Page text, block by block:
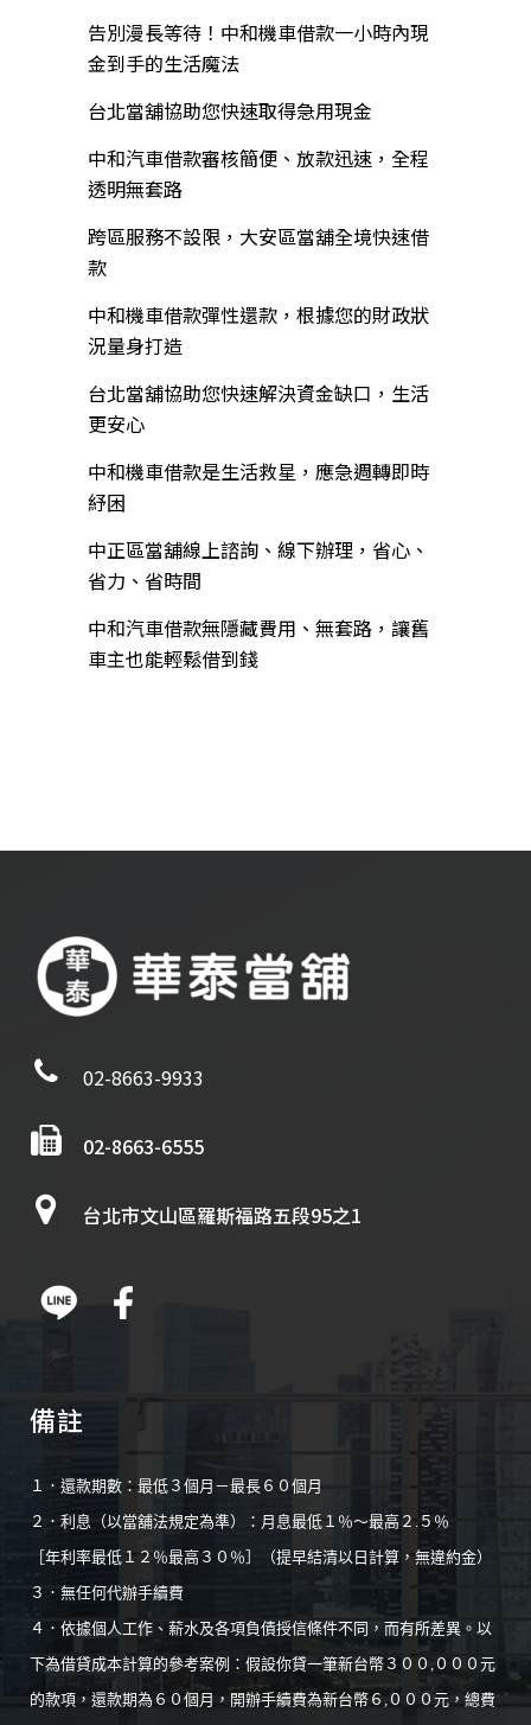
告別漫長等待！中和機車借款一小時內現
金到手的生活魔法
台北當舖協助您快速取得急用現金
中和汽車借款審核簡便、放款迅速，全程
透明無套路
跨區服務不設限，大安區當舖全境快速借
款
中和機車借款彈性還款，根據您的財政狀
況量身打造
台北當舖協助您快速解決資金缺口，生活
更安心
中和機車借款是生活救星，應急週轉即時
紓困
中正區當舖線上諮詢、線下辦理，省心、
省力、省時間
中和汽車借款無隱藏費用、無套路，讓舊
車主也能輕鬆借到錢
02-8663-9933
02-8663-6555
台北市文山區羅斯福路五段95之1
備註
１．還款期數：最低３個月－最長６０個月
２．利息（以當舖法規定為準）：月息最低１％～最高２.５％
［年利率最低１２％最高３０％］（提早結清以日計算，無違約金）
３．無任何代辦手續費
４．依據個人工作、薪水及各項負債授信條件不同，而有所差異。以
下為借貸成本計算的參考案例：假設你貸一筆新台幣３００,０００元
的款項，還款期為６０個月，開辦手續費為新台幣６,０００元，總費